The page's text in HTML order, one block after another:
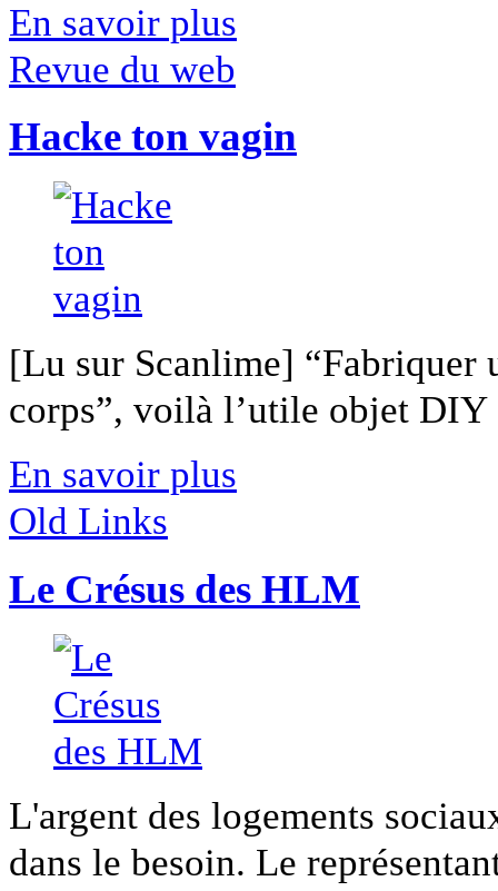
En savoir plus
Revue du web
Hacke ton vagin
[Lu sur Scanlime] “Fabriquer
corps”, voilà l’utile objet
En savoir plus
Old Links
Le Crésus des HLM
L'argent des logements
dans le besoin. Le